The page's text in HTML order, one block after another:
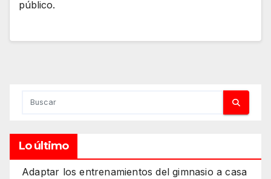
público.
Lo último
Adaptar los entrenamientos del gimnasio a casa